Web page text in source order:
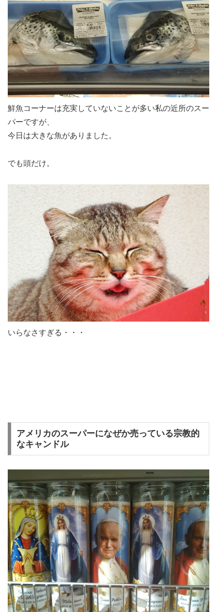
鮮魚コーナーは充実していないことが多い私の近所のスー
パーですが、
今日は大きな魚がありました。
でも頭だけ。
いらなさすぎる・・・
アメリカのスーパーになぜか売っている宗教的
なキャンドル